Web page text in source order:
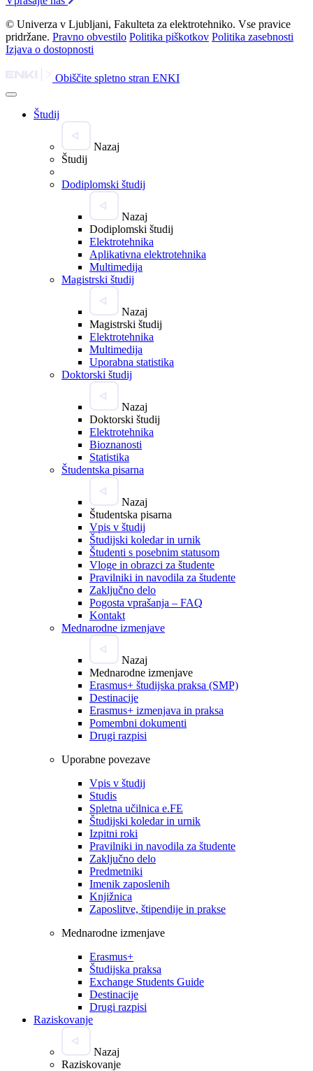
© Univerza v Ljubljani, Fakulteta za elektrotehniko. Vse pravice
pridržane. Pravno obvestilo Politika piškotkov Politika zasebnosti
Izjava o dostopnosti
Obiščite spletno stran ENKI
Študij
Nazaj
Študij
Dodiplomski študij
Nazaj
Dodiplomski študij
Elektrotehnika
Aplikativna elektrotehnika
Multimedija
Magistrski študij
Nazaj
Magistrski študij
Elektrotehnika
Multimedija
Uporabna statistika
Doktorski študij
Nazaj
Doktorski študij
Elektrotehnika
Bioznanosti
Statistika
Študentska pisarna
Nazaj
Študentska pisarna
Vpis v študij
Študijski koledar in urnik
Študenti s posebnim statusom
Vloge in obrazci za študente
Pravilniki in navodila za študente
Zaključno delo
Pogosta vprašanja – FAQ
Kontakt
Mednarodne izmenjave
Nazaj
Mednarodne izmenjave
Erasmus+ študijska praksa (SMP)
Destinacije
Erasmus+ izmenjava in praksa
Pomembni dokumenti
Drugi razpisi
Uporabne povezave
Vpis v študij
Studis
Spletna učilnica e.FE
Študijski koledar in urnik
Izpitni roki
Pravilniki in navodila za študente
Zaključno delo
Predmetniki
Imenik zaposlenih
Knjižnica
Zaposlitve, štipendije in prakse
Mednarodne izmenjave
Erasmus+
Študijska praksa
Exchange Students Guide
Destinacije
Drugi razpisi
Raziskovanje
Nazaj
Raziskovanje